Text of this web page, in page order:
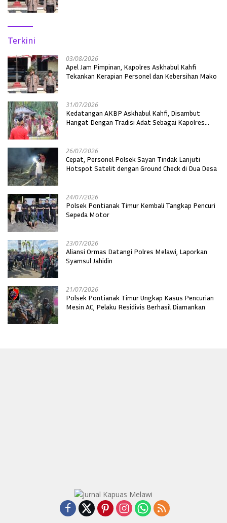
Terkini
03/08/2026
Apel Jam Pimpinan, Kapolres Askhabul Kahfi
Tekankan Kerapian Personel dan Kebersihan Mako
31/07/2026
Kedatangan AKBP Askhabul Kahfi, Disambut
Hangat Dengan Tradisi Adat Sebagai Kapolres
26/07/2026
Cepat, Personel Polsek Sayan Tindak Lanjuti
Hotspot Satelit dengan Ground Check di Dua Desa
24/07/2026
Polsek Pontianak Timur Kembali Tangkap Pencuri
Sepeda Motor
23/07/2026
Aliansi Ormas Datangi Polres Melawi, Laporkan
Syamsul Jahidin
21/07/2026
Polsek Pontianak Timur Ungkap Kasus Pencurian
Mesin AC, Pelaku Residivis Berhasil Diamankan